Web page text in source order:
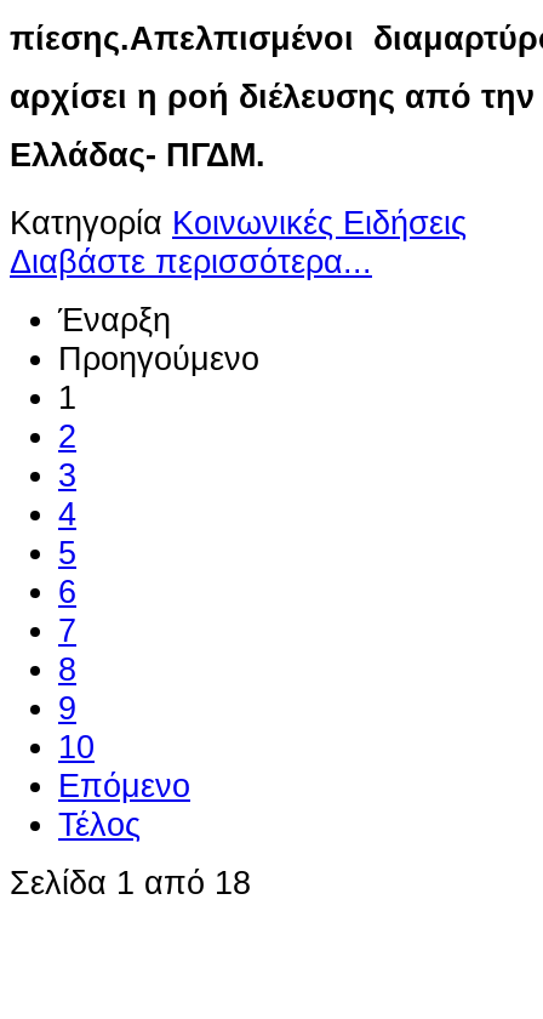
πίεσης.Απελπισμένοι
αρχίσει η ροή διέλευσης από
Ελλάδας- ΠΓΔΜ.
Κατηγορία Κοινωνικές Ειδήσεις
Διαβάστε περισσότερα...
Έναρξη
Προηγούμενο
1
2
3
4
5
6
7
8
9
10
Επόμενο
Τέλος
Σελίδα 1 από 18